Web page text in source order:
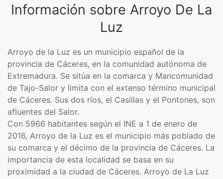
Información sobre Arroyo De La
Luz
Arroyo de la Luz es un municipio español de la
provincia de Cáceres, en la comunidad autónoma de
Extremadura. Se sitúa en la comarca y Mancomunidad
de Tajo-Salor y limita con el extenso término municipal
de Cáceres. Sus dos ríos, el Casillas y el Pontones, son
afluentes del Salor.
Con 5966 habitantes según el INE a 1 de enero de
2016, Arroyo de la Luz es el municipio más poblado de
su comarca y el décimo de la provincia de Cáceres. La
importancia de esta localidad se basa en su
proximidad a la ciudad de Cáceres. Arroyo de La Luz